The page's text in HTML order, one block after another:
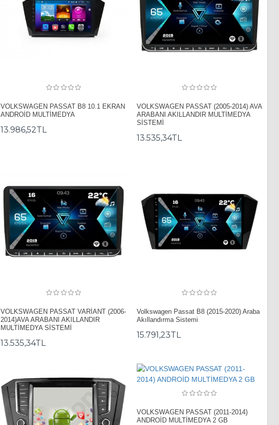
VOLKSWAGEN PASSAT B8 10.1 EKRAN
ANDROİD MULTİMEDYA
13.986,52TL
VOLKSWAGEN PASSAT (2005-2014) AVA
ARABANI AKILLANDIR MULTİMEDYA
SİSTEMİ
13.535,34TL
VOLKSWAGEN PASSAT VARİANT (2006-
2014)AVA ARABANI AKILLANDIR
MULTİMEDYA SİSTEMİ
13.535,34TL
Volkswagen Passat B8 (2015-2020) Araba
Akıllandırma Sistemi
15.791,23TL
VOLKSWAGEN PASSAT (2011-2014)
ANDROİD MULTİMEDYA 2 GB